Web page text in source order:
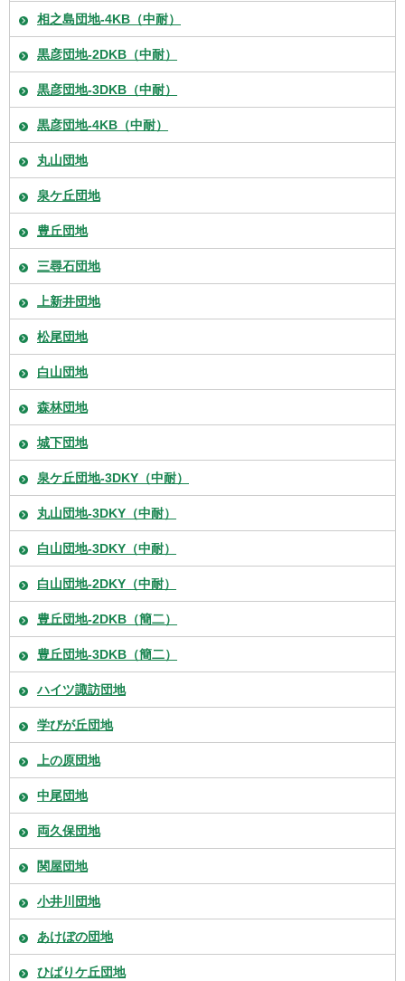
相之島団地-4KB（中耐）
黒彦団地-2DKB（中耐）
黒彦団地-3DKB（中耐）
黒彦団地-4KB（中耐）
丸山団地
泉ケ丘団地
豊丘団地
三尋石団地
上新井団地
松尾団地
白山団地
森林団地
城下団地
泉ケ丘団地-3DKY（中耐）
丸山団地-3DKY（中耐）
白山団地-3DKY（中耐）
白山団地-2DKY（中耐）
豊丘団地-2DKB（簡二）
豊丘団地-3DKB（簡二）
ハイツ諏訪団地
学びが丘団地
上の原団地
中尾団地
両久保団地
関屋団地
小井川団地
あけぼの団地
ひばりケ丘団地